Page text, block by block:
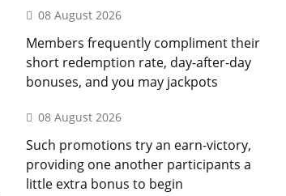
08 August 2026
Members frequently compliment their
short redemption rate, day-after-day
bonuses, and you may jackpots
08 August 2026
Such promotions try an earn-victory,
providing one another participants a
little extra bonus to begin